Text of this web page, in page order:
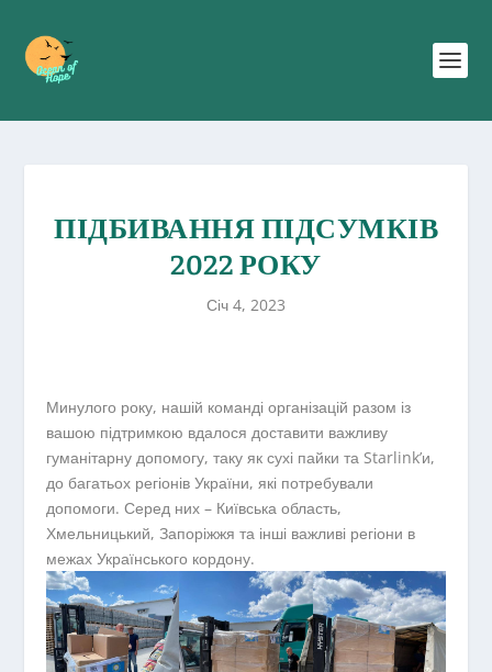
ПІДБИВАННЯ ПІДСУМКІВ
2022 РОКУ
Січ 4, 2023
Минулого року, нашій команді організацій разом із
вашою підтримкою вдалося доставити важливу
гуманітарну допомогу, таку як сухі пайки та Starlink’и,
до багатьох регіонів України, які потребували
допомоги. Серед них – Київська область,
Хмельницький, Запоріжжя та інші важливі регіони в
межах Українського кордону.